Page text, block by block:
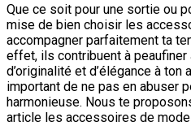
Que ce soit pour une sortie ou
mise de bien choisir les
accompagner parfaitement ta
effet, ils contribuent à peaufiner
d’originalité et d’élégance à ton
important de ne pas en abuser
harmonieuse. Nous te
article les accessoires de